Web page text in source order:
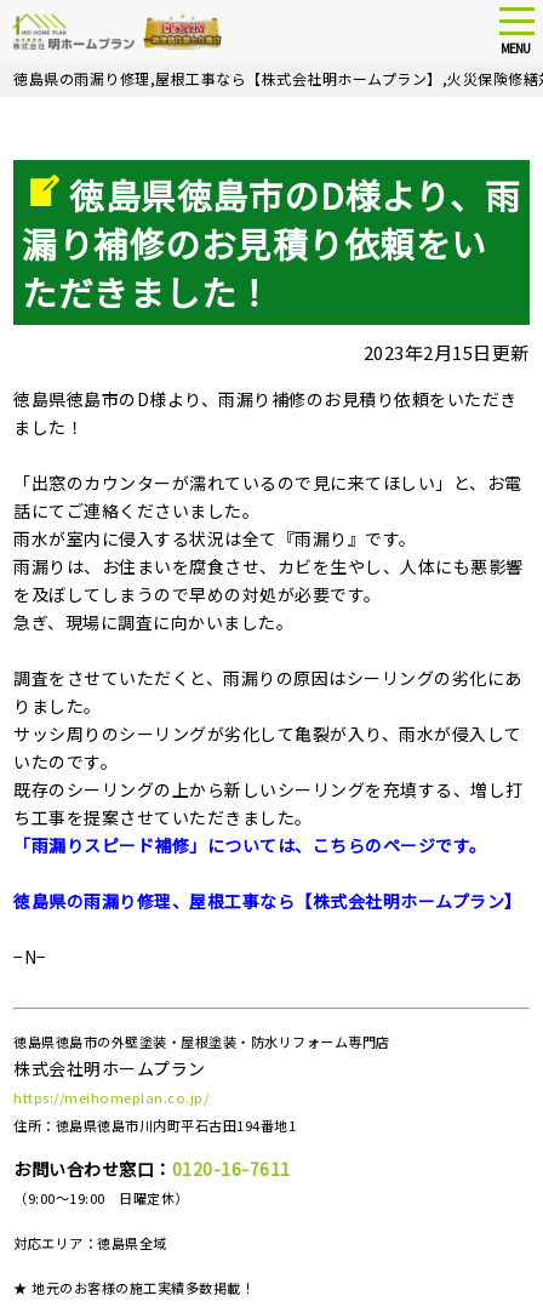
Skip
MENU
徳島県の雨漏り修理,屋根工事なら【株式会社明ホームプラン】,火災保険修繕
徳島県徳島市のD様より、雨
漏り補修のお見積り依頼をい
ただきました！
2023年2月15日更新
徳島県徳島市のD様より、雨漏り補修のお見積り依頼をいただき
ました！
「出窓のカウンターが濡れているので見に来てほしい」と、お電
話にてご連絡くださいました。
雨水が室内に侵入する状況は全て『雨漏り』です。
雨漏りは、お住まいを腐食させ、カビを生やし、人体にも悪影響
を及ぼしてしまうので早めの対処が必要です。
急ぎ、現場に調査に向かいました。
調査をさせていただくと、雨漏りの原因はシーリングの劣化にあ
りました。
サッシ周りのシーリングが劣化して亀裂が入り、雨水が侵入して
いたのです。
既存のシーリングの上から新しいシーリングを充填する、増し打
ち工事を提案させていただきました。
「雨漏りスピード補修」については、こちらのページです。
徳島県の雨漏り修理、屋根工事なら【株式会社明ホームプラン】
−N−
徳島県徳島市の外壁塗装・屋根塗装・防水リフォーム専門店
株式会社明ホームプラン
https://meihomeplan.co.jp/
住所：徳島県徳島市川内町平石古田194番地1
お問い合わせ窓口： 0120-16-7611
（9:00～19:00 日曜定休）
対応エリア：徳島県全域
★ 地元のお客様の施工実績多数掲載！